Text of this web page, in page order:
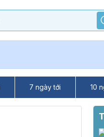
7 ngày tới 10